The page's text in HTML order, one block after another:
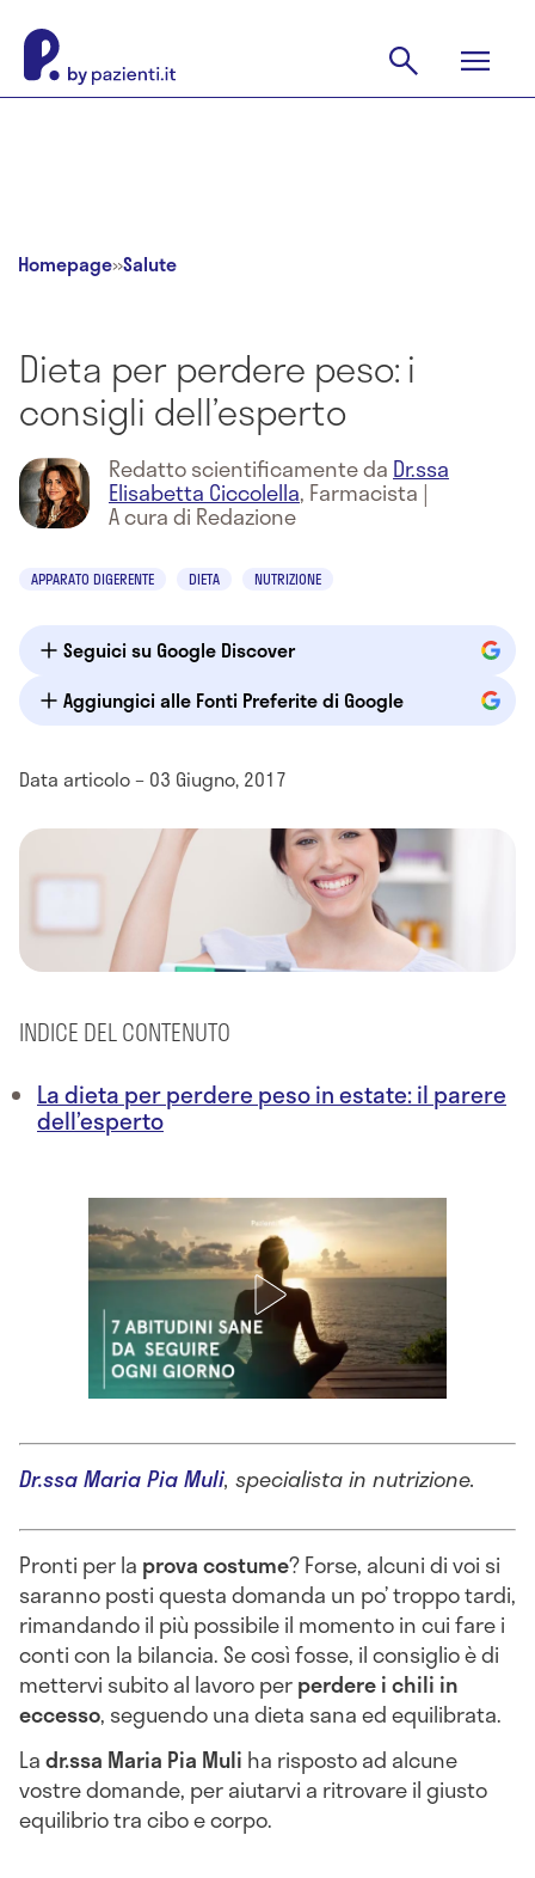
Homepage»Salute
Dieta per perdere peso: i
consigli dell’esperto
Redatto scientificamente da Dr.ssa
Elisabetta Ciccolella, Farmacista |
A cura di Redazione
APPARATO DIGERENTE DIETA NUTRIZIONE
Seguici su Google Discover
Aggiungici alle Fonti Preferite di Google
Data articolo – 03 Giugno, 2017
INDICE DEL CONTENUTO
La dieta per perdere peso in estate: il parere
dell’esperto
Dr.ssa Maria Pia Muli, specialista in nutrizione.
Pronti per la provacostume? Forse, alcuni di voi si
saranno posti questa domanda un po’ troppo tardi,
rimandando il più possibile il momento in cui fare i
conti con la bilancia. Se così fosse, il consiglio è di
mettervi subito al lavoro perperdere i chili in
eccesso, seguendo una dieta sana ed equilibrata.
Ladr.ssa Maria Pia Muli ha risposto ad alcune
vostre domande, per aiutarvi a ritrovare il giusto
equilibrio tra cibo e corpo.